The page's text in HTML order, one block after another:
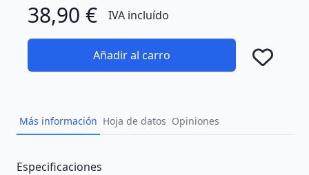
38,90 € IVA incluído
Añadir al carro
Más información Hoja de datos Opiniones
Description
Especificaciones